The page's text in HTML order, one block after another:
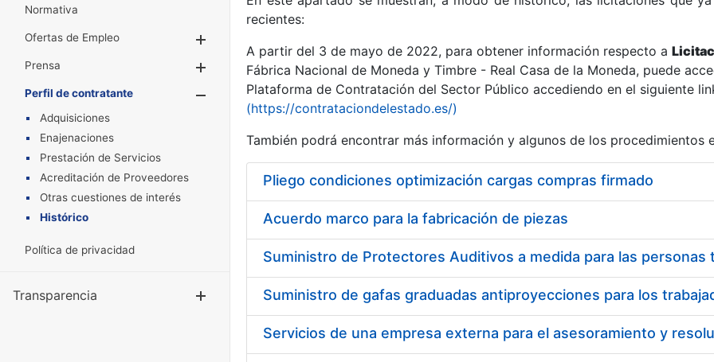
Normativa
Ofertas de Empleo
Prensa
Mostrar/Ocultar
Perfil de contratante
Mostrar/Ocultar
Adquisiciones
Enajenaciones
Prestación de Servicios
Acreditación de Proveedores
Otras cuestiones de interés
Histórico
Política de privacidad
Transparencia Mostrar/Ocultar
recientes:
A partir del 3 de mayo de 2022, para obtener información respecto a
Fábrica Nacional de Moneda y Timbre - Real Casa de la Moneda, puede
Plataforma de Contratación del Sector Público accediendo en el siguiente
(https://contrataciondelestado.es/)
También podrá encontrar más información y algunos de los procedimientos
Pliego condiciones optimización cargas compras firmado
Acuerdo marco para la fabricación de piezas